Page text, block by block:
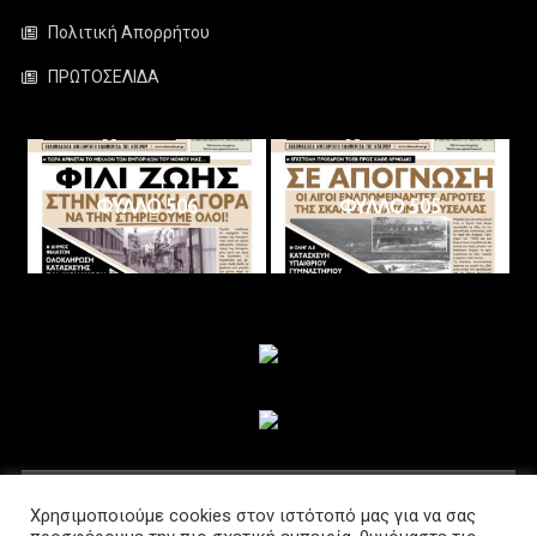
Πολιτική Απορρήτου
ΠΡΩΤΟΣΕΛΙΔΑ
ΦΥΛΛΟ 506 ΦΥΛΛΟ 505
Χρησιμοποιούμε cookies στον ιστότοπό μας για να σας